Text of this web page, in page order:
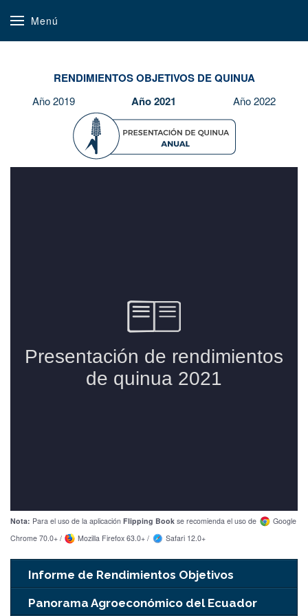
Menú
RENDIMIENTOS OBJETIVOS DE QUINUA
Año 2019 Año 2021 Año 2022
Nota: Para el uso de la aplicación Flipping Book se recomienda el uso de
Google
Chrome 70.0+ /
Mozilla Firefox 63.0+ / Safari 12.0+
Informe de Rendimientos Objetivos
Panorama Agroeconómico del Ecuador